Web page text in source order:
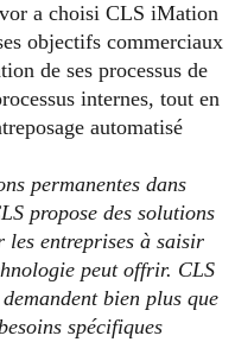
a choisi CLS iMation
objectifs commerciaux
de ses processus de
internes, tout en
automatisé
permanentes dans
propose des solutions
les entreprises à saisir
peut offrir. CLS
bien plus que
spécifiques